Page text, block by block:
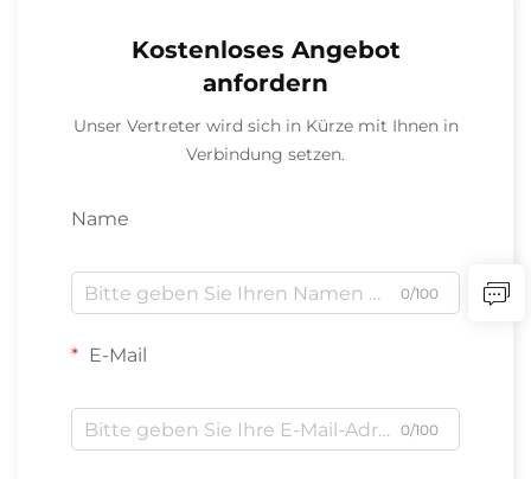
Kostenloses Angebot
anfordern
Unser Vertreter wird sich in Kürze mit Ihnen in
Verbindung setzen.
Name
0/100
E-Mail
0/100